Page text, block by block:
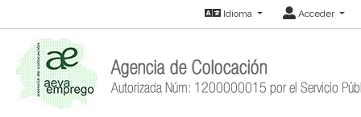
Idioma Acceder